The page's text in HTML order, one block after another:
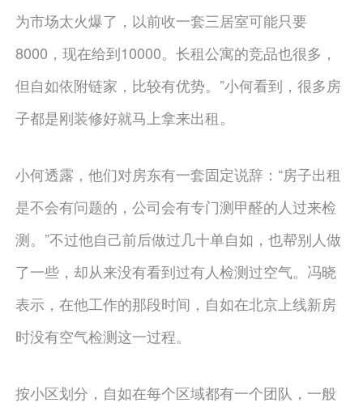
为市场太火爆了，以前收一套三居室可能只要
8000，现在给到10000。长租公寓的竞品也很多，
但自如依附链家，比较有优势。”小何看到，很多房
子都是刚装修好就马上拿来出租。
小何透露，他们对房东有一套固定说辞：“房子出租
是不会有问题的，公司会有专门测甲醛的人过来检
测。”不过他自己前后做过几十单自如，也帮别人做
了一些，却从来没有看到过有人检测过空气。冯晓
表示，在他工作的那段时间，自如在北京上线新房
时没有空气检测这一过程。
按小区划分，自如在每个区域都有一个团队，一般